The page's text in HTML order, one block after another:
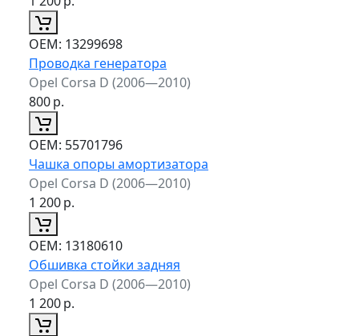
ОЕМ: 13299698
Проводка генератора
Opel Corsa D (2006—2010)
800р.
ОЕМ: 55701796
Чашка опоры амортизатора
Opel Corsa D (2006—2010)
1 200р.
ОЕМ: 13180610
Обшивка стойки задняя
Opel Corsa D (2006—2010)
1 200р.